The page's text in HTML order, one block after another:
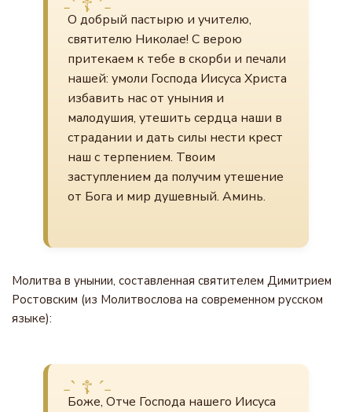
О добрый пастырю и учителю,
святителю Николае! С верою
притекаем к тебе в скорби и печали
нашей: умоли Господа Иисуса Христа
избавить нас от уныния и
малодушия, утешить сердца наши в
страдании и дать силы нести крест
наш с терпением. Твоим
заступлением да получим утешение
от Бога и мир душевный. Аминь.
Молитва в унынии, составленная святителем Димитрием
Ростовским (из Молитвослова на современном русском
языке):
Боже, Отче Господа нашего Иисуса